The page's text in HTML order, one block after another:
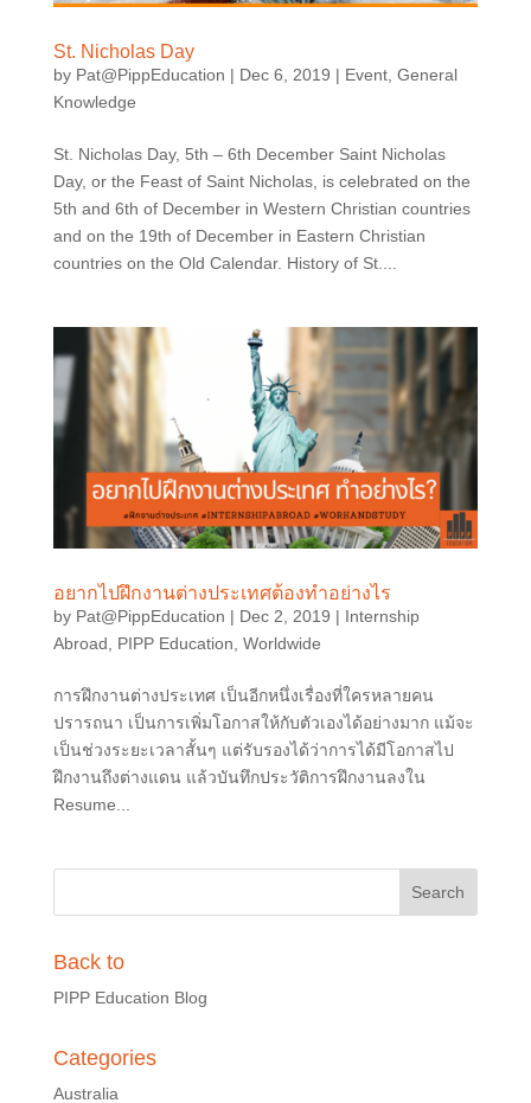
St. Nicholas Day
by Pat@PippEducation | Dec 6, 2019 | Event, General
Knowledge
St. Nicholas Day, 5th – 6th December Saint Nicholas
Day, or the Feast of Saint Nicholas, is celebrated on the
5th and 6th of December in Western Christian countries
and on the 19th of December in Eastern Christian
countries on the Old Calendar. History of St....
อยากไปฝึกงานต่างประเทศต้องทำอย่างไร
by Pat@PippEducation | Dec 2, 2019 | Internship
Abroad
PIPP Education Worldwide
การฝึกงานต่างประเทศ เป็นอีกหนึ่งเรื่องที่ใครหลายคน
ปรารถนา เป็นการเพิ่มโอกาสให้กับตัวเองได้อย่างมาก แม้จะ
เป็นช่วงระยะเวลาสั้นๆ แต่รับรองได้ว่าการได้มีโอกาสไป
ฝึกงานถึงต่างแดน แล้วบันทึกประวัติการฝึกงานลงใน
Resume...
Back to
PIPP Education Blog
Categories
Australia